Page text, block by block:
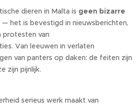
dieren in Malta is geen bizarre
— het is bevestigd in nieuwsberichten,
van
Van leeuwen in verlaten
van panters op daken: de feiten zijn
zijn pijnlijk.
serieus werk maakt van